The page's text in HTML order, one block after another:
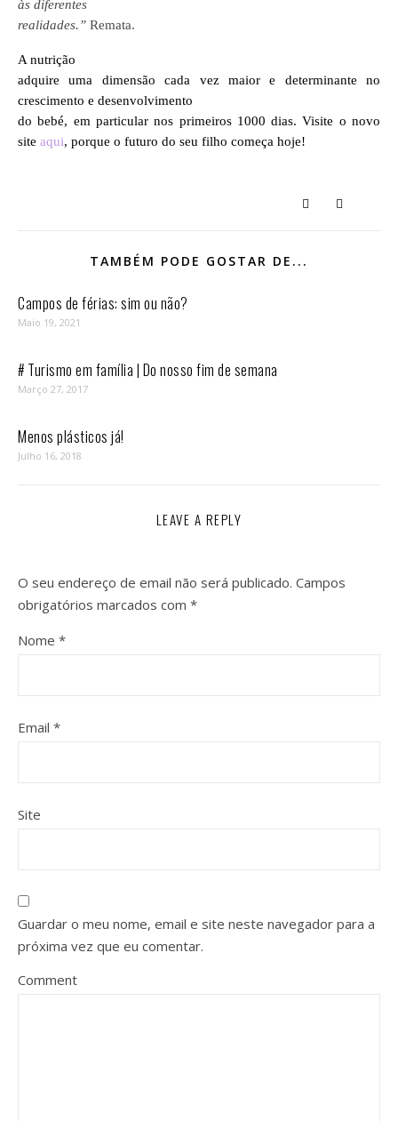
às diferentes
realidades.” Remata.
A nutrição
adquire uma dimensão cada vez maior e determinante no
crescimento e desenvolvimento
do bebé, em particular nos primeiros 1000 dias. Visite o novo
site aqui, porque o futuro do seu filho começa hoje!
TAMBÉM PODE GOSTAR DE...
Campos de férias: sim ou não?
Maio 19, 2021
# Turismo em família | Do nosso fim de semana
Março 27, 2017
Menos plásticos já!
Julho 16, 2018
LEAVE A REPLY
O seu endereço de email não será publicado. Campos
obrigatórios marcados com *
Nome *
Email *
Site
Guardar o meu nome, email e site neste navegador para a
próxima vez que eu comentar.
Comment